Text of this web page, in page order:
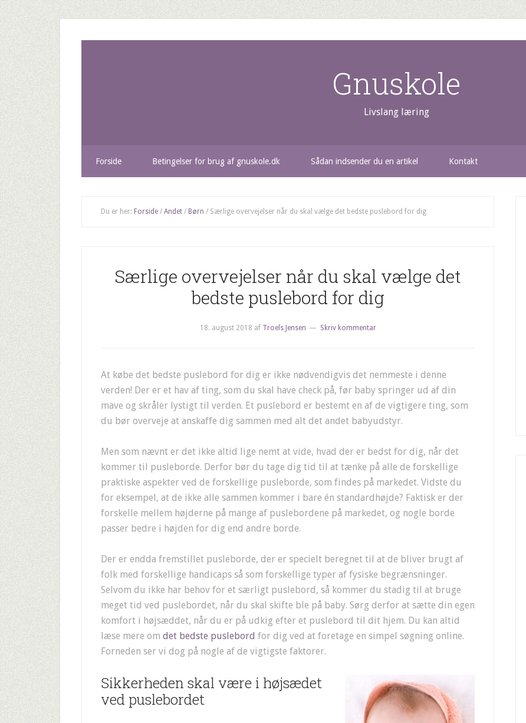
Gnuskole
Livslang læring
Forside Betingelser for brug af gnuskole.dk Sådan indsender du en artikel Kontakt
Du er her: Forside / Andet / Børn / Særlige overvejelser når du skal vælge det bedste puslebord for dig
Særlige overvejelser når du skal vælge det
bedste puslebord for dig
18. august 2018 af Troels Jensen Skriv kommentar
At købe det bedste puslebord for dig er ikke nødvendigvis det nemmeste i denne
verden! Der er et hav af ting, som du skal have check på, før baby springer ud af din
mave og skråler lystigt til verden. Et puslebord er bestemt en af de vigtigere ting, som
du bør overveje at anskaffe dig sammen med alt det andet babyudstyr.
Men som nævnt er det ikke altid lige nemt at vide, hvad der er bedst for dig, når det
kommer til pusleborde. Derfor bør du tage dig tid til at tænke på alle de forskellige
praktiske aspekter ved de forskellige pusleborde, som findes på markedet. Vidste du
for eksempel, at de ikke alle sammen kommer i bare én standardhøjde? Faktisk er der
forskelle mellem højderne på mange af puslebordene på markedet, og nogle borde
passer bedre i højden for dig end andre borde.
Der er endda fremstillet pusleborde, der er specielt beregnet til at de bliver brugt af
folk med forskellige handicaps så som forskellige typer af fysiske begrænsninger.
Selvom du ikke har behov for et særligt puslebord, så kommer du stadig til at bruge
meget tid ved puslebordet, når du skal skifte ble på baby. Sørg derfor at sætte din egen
komfort i højsæddet, når du er på udkig efter et puslebord til dit hjem. Du kan altid
læse mere om det bedste puslebord for dig ved at foretage en simpel søgning online.
Forneden ser vi dog på nogle af de vigtigste faktorer.
Sikkerheden skal være i højsædet
ved puslebordet